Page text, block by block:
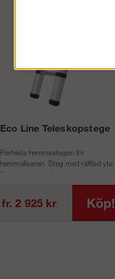
Eco Line Teleskopstege
Perfekta hemmastegen för
hemmafixaren. Steg med räfflad yta
för att minimera h...
fr. 2 925 kr Köp!